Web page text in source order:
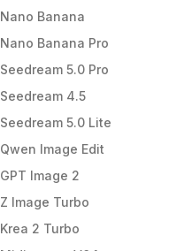
Nano Banana
Nano Banana Pro
Seedream 5.0 Pro
Seedream 4.5
Seedream 5.0 Lite
Qwen Image Edit
GPT Image 2
Z Image Turbo
Krea 2 Turbo